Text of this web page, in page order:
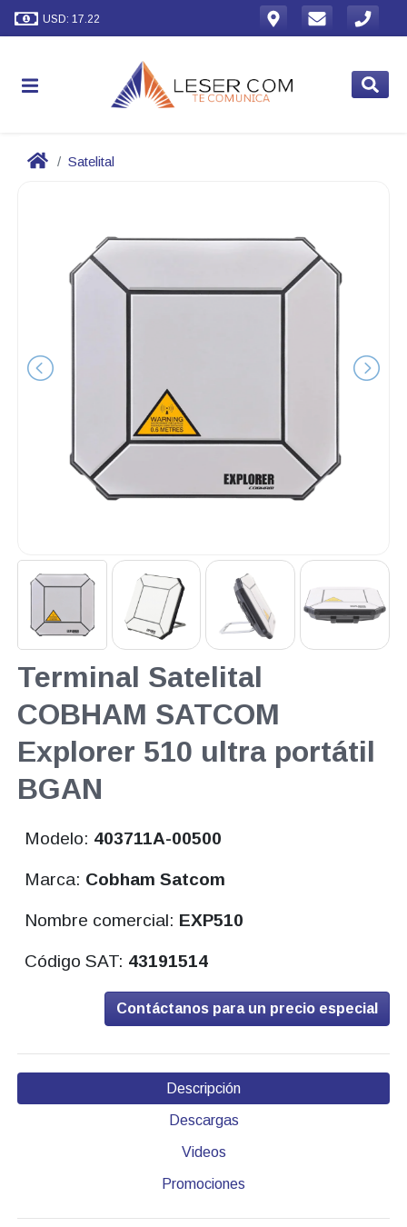
USD: 17.22
Satelital
Terminal Satelital
COBHAM SATCOM
Explorer 510 ultra portátil
BGAN
Modelo: 403711A-00500
Marca: Cobham Satcom
Nombre comercial: EXP510
Código SAT: 43191514
Contáctanos para un precio especial
Descripción
Descargas
Videos
Promociones